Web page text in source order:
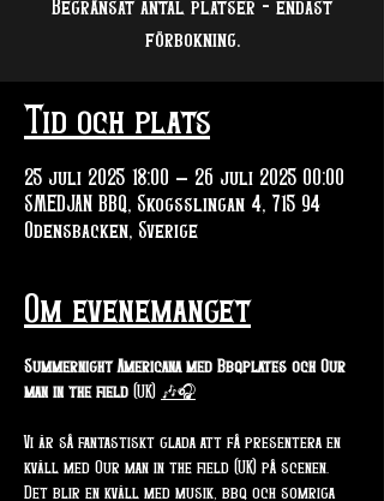
Begränsat antal platser - endast
förbokning.
Tid och plats
25 juli 2025 18:00 – 26 juli 2025 00:00
SMEDJAN BBQ, Skogsslingan 4, 715 94
Odensbacken, Sverige
Om evenemanget
Summernight Americana med Bbqplates och Our
man in the field (UK) 🎶🎧
Vi är så fantastiskt glada att få presentera en
kväll med Our man in the field (UK) på scenen.
Det blir en kväll med musik, bbq och somriga